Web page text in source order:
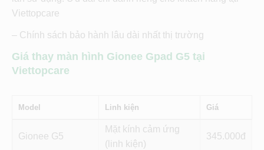
Viettopcare
– Chính sách bảo hành lâu dài nhất thị trường
Giá thay màn hình Gionee Gpad G5 tại
Viettopcare
Model Linh kiện Giá
Gionee G5
Mặt kính cảm ứng
(linh kiện)
345